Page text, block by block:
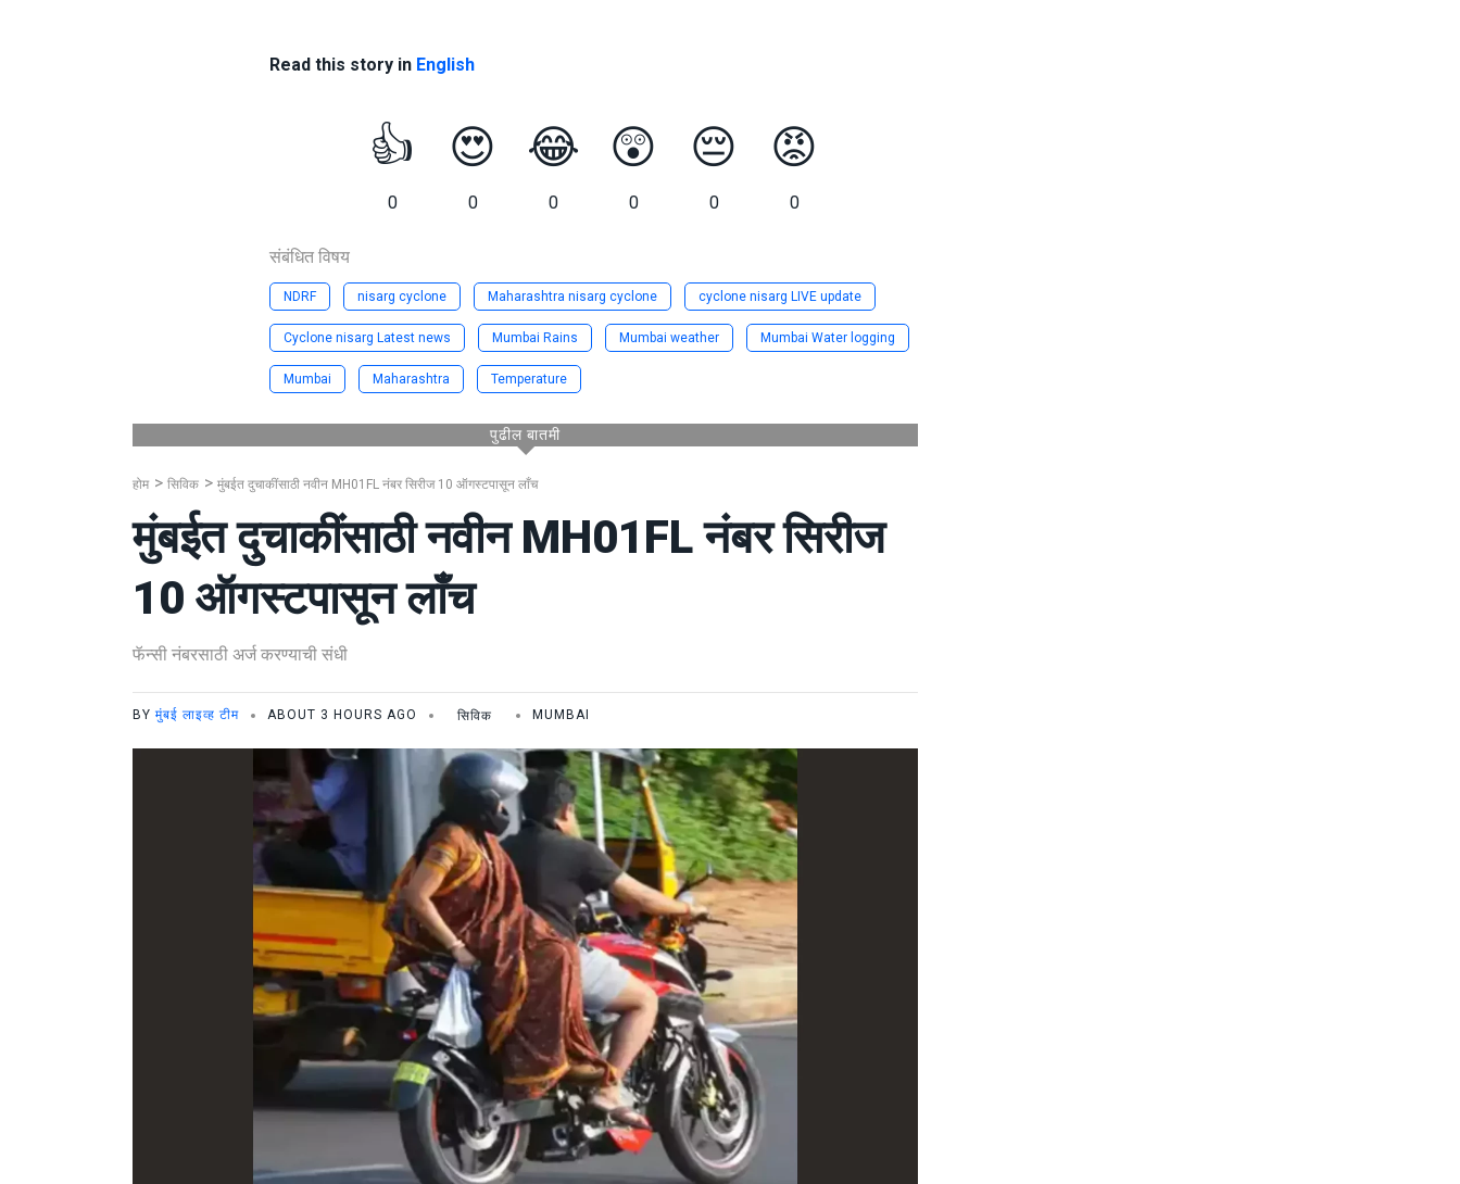
Read this story in English
👍
0
😍
0
😂
0
😲
0
😔
0
😡
0
संबंधित विषय
NDRF nisarg cyclone Maharashtra nisarg cyclone cyclone nisarg LIVE update
Cyclone nisarg Latest news Mumbai Rains Mumbai weather Mumbai Water logging
Mumbai Maharashtra Temperature
पुढील बातमी
होम सिविक मुंबईत दुचाकींसाठी नवीन MH01FL नंबर सिरीज 10 ऑगस्टपासून लाँच
मुंबईत दुचाकींसाठी नवीन MH01FL नंबर सिरीज
10 ऑगस्टपासून लाँच
फॅन्सी नंबरसाठी अर्ज करण्याची संधी
BY मुंबई लाइव्ह टीम ABOUT 3 HOURS AGO सिविक MUMBAI